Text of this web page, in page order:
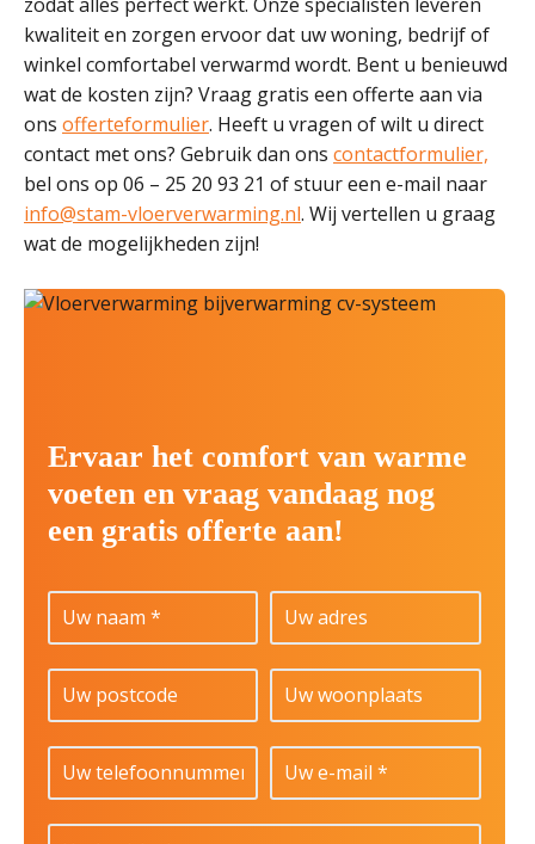
kwaliteit en zorgen ervoor dat uw woning, bedrijf of
winkel comfortabel verwarmd wordt. Bent u benieuwd
wat de kosten zijn? Vraag gratis een offerte aan via
ons offerteformulier. Heeft u vragen of wilt u direct
contact met ons? Gebruik dan ons contactformulier,
bel ons op 06 – 25 20 93 21 of stuur een e-mail naar
info@stam-vloerverwarming.nl. Wij vertellen u graag
wat de mogelijkheden zijn!
Ervaar het comfort van warme
voeten en vraag vandaag nog
een gratis offerte aan!